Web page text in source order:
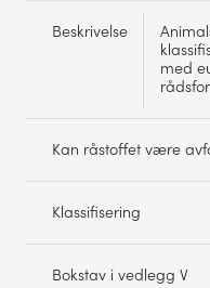
Beskrivelse
med
Kan råstoffet være
Klassifisering
Bokstav i vedlegg V